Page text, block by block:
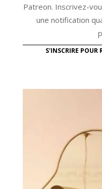
Patreon. Inscrivez-
une notification
S'INSCRIRE POUR